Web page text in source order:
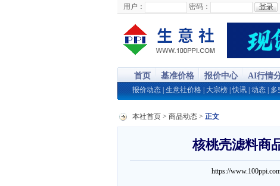
用户： 密码：
首页 基准价格 报价中心 AI行情
报价动态 生意社价格 大宗榜 |快讯 动态 多
本社首页 > 商品动态 > 正文
核桃壳滤料商
https://